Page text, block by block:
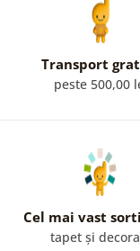
Transport
peste 500,00
Cel mai vast
tapet și